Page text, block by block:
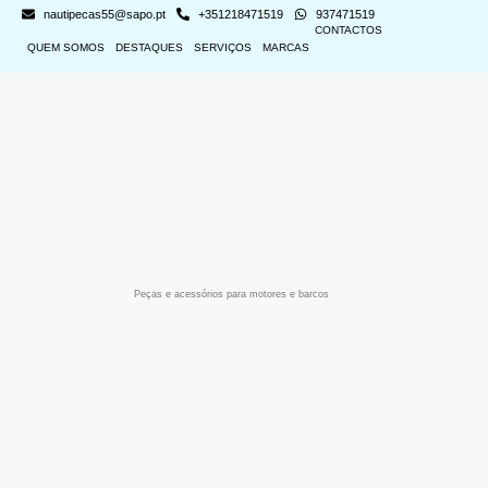
nautipecas55@sapo.pt +351218471519 937471519
QUEM SOMOS DESTAQUES SERVIÇOS MARCAS
CONTACTOS
Peças e acessórios para motores e barcos